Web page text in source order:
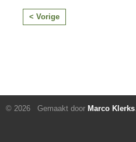
< Vorige
© 2026 Gemaakt door Marco Klerks